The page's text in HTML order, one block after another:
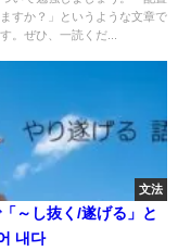
すか？」というような文章で
。ぜひ、一読くだ...
文法
～し抜く/遂げる」と
내다